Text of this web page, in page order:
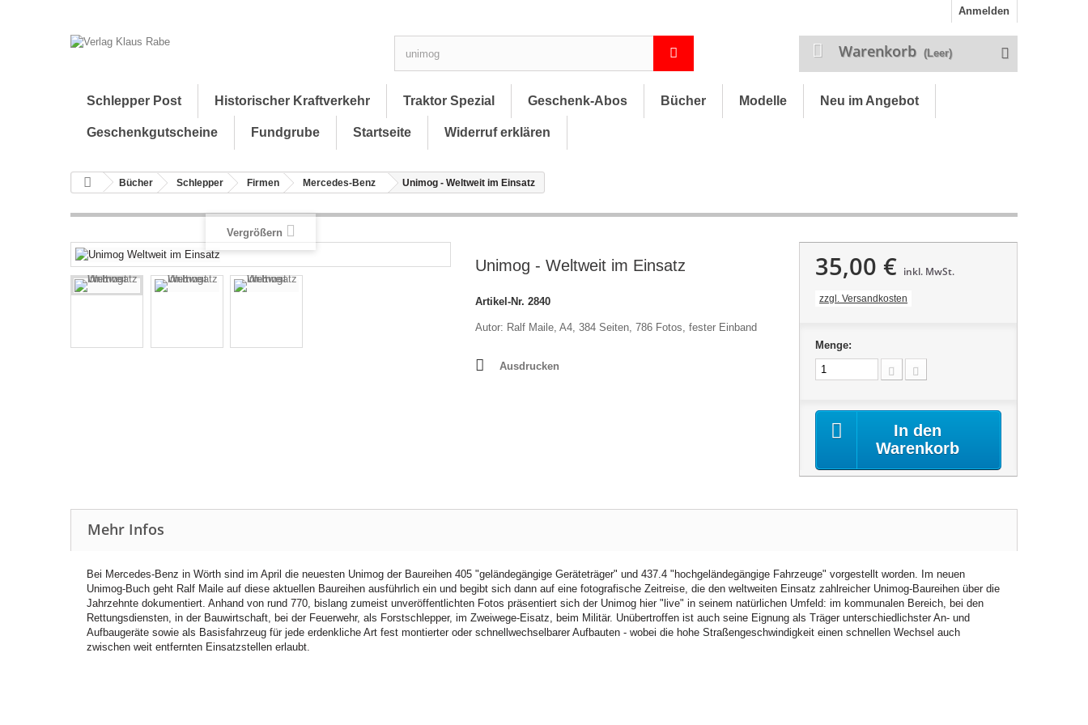
Anmelden
Warenkorb (Leer)
Schlepper Post Historischer Kraftverkehr Traktor Spezial Geschenk-Abos Bücher Modelle Neu im Angebot
Geschenkgutscheine Fundgrube Startseite Widerruf erklären
Bücher Schlepper Firmen Mercedes-Benz Unimog - Weltweit im Einsatz
Vergrößern
Unimog - Weltweit im Einsatz
Artikel-Nr. 2840
Autor: Ralf Maile, A4, 384 Seiten, 786 Fotos, fester Einband
Ausdrucken
35,00 € inkl. MwSt.
zzgl. Versandkosten
Menge:
In den
Warenkorb
Mehr Infos
Bei Mercedes-Benz in Wörth sind im April die neuesten Unimog der Baureihen 405 "geländegängige Geräteträger" und 437.4 "hochgeländegängige Fahrzeuge" vorgestellt worden. Im neuen
Unimog-Buch geht Ralf Maile auf diese aktuellen Baureihen ausführlich ein und begibt sich dann auf eine fotografische Zeitreise, die den weltweiten Einsatz zahlreicher Unimog-Baureihen über die
Jahrzehnte dokumentiert. Anhand von rund 770, bislang zumeist unveröffentlichten Fotos präsentiert sich der Unimog hier "live" in seinem natürlichen Umfeld: im kommunalen Bereich, bei den
Rettungsdiensten, in der Bauwirtschaft, bei der Feuerwehr, als Forstschlepper, im Zweiwege-Eisatz, beim Militär. Unübertroffen ist auch seine Eignung als Träger unterschiedlichster An- und
Aufbaugeräte sowie als Basisfahrzeug für jede erdenkliche Art fest montierter oder schnellwechselbarer Aufbauten - wobei die hohe Straßengeschwindigkeit einen schnellen Wechsel auch
zwischen weit entfernten Einsatzstellen erlaubt.